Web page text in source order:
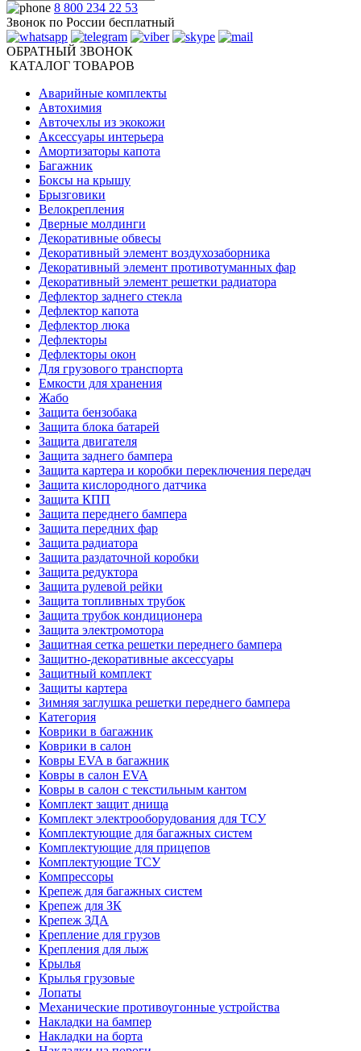
8 800 234 22 53
Звонок по России бесплатный
ОБРАТНЫЙ ЗВОНОК
КАТАЛОГ ТОВАРОВ
Аварийные комплекты
Автохимия
Авточехлы из экокожи
Аксессуары интерьера
Амортизаторы капота
Багажник
Боксы на крышу
Брызговики
Велокрепления
Дверные молдинги
Декоративные обвесы
Декоративный элемент воздухозаборника
Декоративный элемент противотуманных фар
Декоративный элемент решетки радиатора
Дефлектор заднего стекла
Дефлектор капота
Дефлектор люка
Дефлекторы
Дефлекторы окон
Для грузового транспорта
Емкости для хранения
Жабо
Защита бензобака
Защита блока батарей
Защита двигателя
Защита заднего бампера
Защита картера и коробки переключения передач
Защита кислородного датчика
Защита КПП
Защита переднего бампера
Защита передних фар
Защита радиатора
Защита раздаточной коробки
Защита редуктора
Защита рулевой рейки
Защита топливных трубок
Защита трубок кондиционера
Защита электромотора
Защитная сетка решетки переднего бампера
Защитно-декоративные аксессуары
Защитный комплект
Защиты картера
Зимняя заглушка решетки переднего бампера
Категория
Коврики в багажник
Коврики в салон
Ковры EVA в багажник
Ковры в салон EVA
Ковры в салон с текстильным кантом
Комплект защит днища
Комплект электрооборудования для ТСУ
Комплектующие для багажных систем
Комплектующие для прицепов
Комплектующие ТСУ
Компрессоры
Крепеж для багажных систем
Крепеж для ЗК
Крепеж ЗДА
Крепление для грузов
Крепления для лыж
Крылья
Крылья грузовые
Лопаты
Механические противоугонные устройства
Накладки на бампер
Накладки на борта